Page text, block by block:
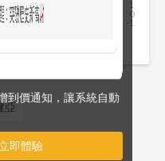
到價通知，讓系統自動
立即體驗
0
亞